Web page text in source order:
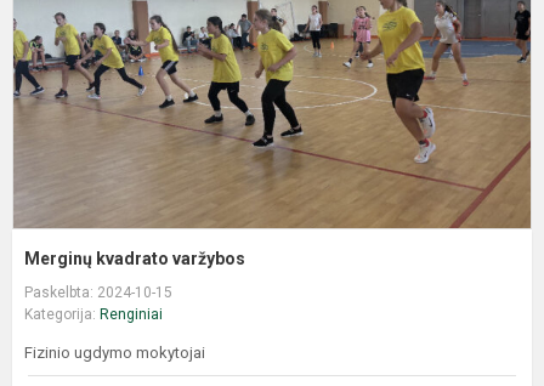
Merginų kvadrato varžybos
Paskelbta: 2024-10-15
Kategorija: Renginiai
Fizinio ugdymo mokytojai